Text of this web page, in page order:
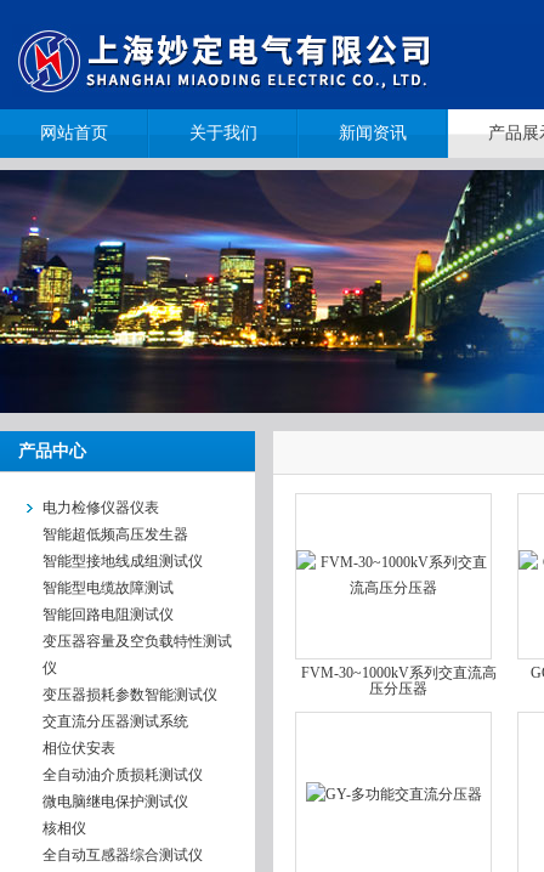
网站首页 关于我们 新闻资讯 产品展
产品中心
电力检修仪器仪表
智能超低频高压发生器
智能型接地线成组测试仪
智能型电缆故障测试
智能回路电阻测试仪
变压器容量及空负载特性测试
仪
变压器损耗参数智能测试仪
交直流分压器测试系统
相位伏安表
全自动油介质损耗测试仪
微电脑继电保护测试仪
核相仪
全自动互感器综合测试仪
FVM-30~1000kV系列交直流高
压分压器